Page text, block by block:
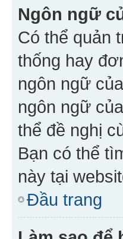
Ngôn ngữ
Có thể quản
thống hay
ngôn ngữ
ngôn ngữ
thể đề nghị
Bạn có thể
này tại
Đầu trang